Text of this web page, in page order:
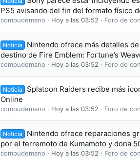
PS5 avisando del fin del formato físico
compudemano Hoy a las 03:52 Foro de
Noticia
Nintendo ofrece más detalles
destino de Fire Emblem: Fortune’s
compudemano Hoy a las 03:52 Foro de
Noticia
Splatoon Raiders recibe más
Online
compudemano Hoy a las 03:52 Foro de
Noticia
Nintendo ofrece reparaciones
por el terremoto de Kumamoto y dona
compudemano Hoy a las 03:52 Foro de